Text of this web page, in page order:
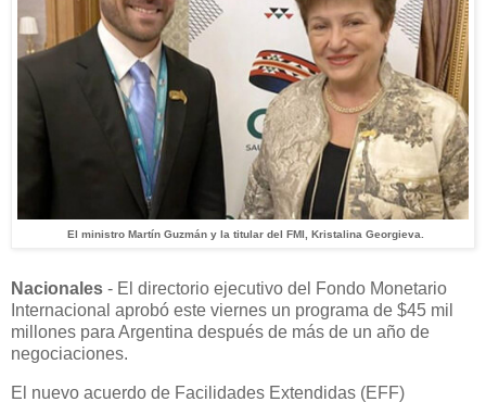
El ministro Martín Guzmán y la titular del FMI, Kristalina Georgieva.
Nacionales - El directorio ejecutivo del Fondo Monetario
Internacional aprobó este viernes un programa de $45 mil
millones para Argentina después de más de un año de
negociaciones.
El nuevo acuerdo de Facilidades Extendidas (EFF)